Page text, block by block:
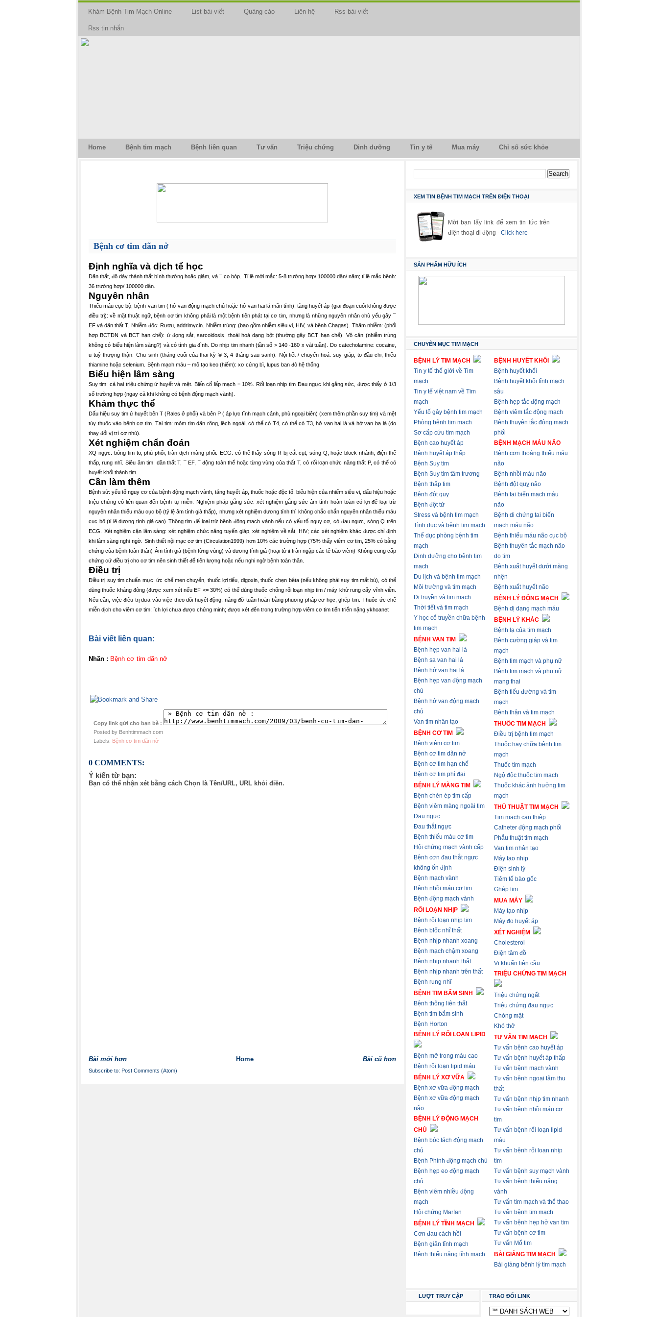
Khám Bệnh Tim Mạch Online List bài viết Quảng cáo Liên hệ Rss bài viết
Rss tin nhắn
Home Bệnh tim mạch Bệnh liên quan Tư vấn Triệu chứng Dinh dưỡng Tin y tế Mua máy Chỉ số sức khỏe
Bệnh cơ tim dãn nở
Định nghĩa và dịch tể học
Dãn thất, độ dày thành thất bình thường hoặc giảm, và¯ co bóp.
Tỉ lệ mới mắc: 5-8 trường hợp/ 100000 dân/ năm; tỉ lệ mắc bệnh:
36 trường hợp/ 100000 dân.
Nguyên nhân
Thiếu máu cục bộ, bệnh van tim ( hở van động mạch chủ hoặc hở van hai lá mãn tính), tăng huyết áp (giai đoạn cuối không được
điều trị): về mặt thuật ngữ, bệnh cơ tim không phải là một bệnh tiên phát tại cơ tim, nhưng là những nguyên nhân chủ yếu gây ¯
EF và dãn thất T. Nhiễm độc: Rượu, addrimycin. Nhiễm trùng: (bao gồm nhiễm siêu vi, HIV, và bệnh Chagas).
Thâm nhiễm: (phối
hợp BCTDN và BCT hạn chế): ứ đọng sắt, sarcoidosis, thoái hoá dạng bột (thường gây BCT hạn chế).
Vô căn (nhiễm trùng
không có biểu hiện lâm sàng?) và có tính gia đình. Do nhịp tim nhanh (tần số > 140 -160 x vài tuần).
Do catecholamine: cocaine,
u tuỷ thượng thận.
Chu sinh (tháng cuối của thai kỳ® 3, 4 tháng sau sanh).
Nội tiết / chuyển hoá: suy giáp, to đầu chi, thiếu
thiamine hoặc selenium. Bệnh mạch máu – mô tạo keo (hiếm): xơ cứng bì, lupus ban đỏ hệ thống.
Biểu hiện lâm sàng
Suy tim: cả hai triệu chứng ứ huyết và mệt. Biến cố lấp mạch = 10%. Rối loạn nhịp tim Đau ngực khi gắng sức, được thấy ở 1/3
số trường hợp (ngay cả khi không có bệnh động mạch vành).
Khám thực thể
Dấu hiệu suy tim ứ huyết bên T (Rales ở phổi) và bên P ( áp lực tĩnh mạch cảnh, phù ngoại biên) (xem thêm phần suy tim) và mệt
tùy thuộc vào bệnh cơ tim. Tại tim: mỏm tim dãn rộng, lệch ngoài, có thể có T4, có thể có T3, hở van hai lá và hở van ba lá (do
thay đổi vị trí cơ nhú).
Xét nghiệm chẩn đoán
XQ ngực: bóng tim to, phù phổi, tràn dịch màng phổi.
ECG: có thể thấy sóng R bị cắt cụt, sóng Q, hoặc block nhánh; điện thế
thấp, rung nhĩ. Siêu âm tim: dãn thất T, ¯EF, ¯động toàn thể hoặc từng vùng của thất T, có rối loạn chức năng thất P, có thể có
huyết khối thành tim.
Cần làm thêm
Bệnh sử: yếu tố nguy cơ của bệnh động mạch vành, tăng huyết áp, thuốc hoặc độc tố, biểu hiện của nhiểm siêu vi, dấu hiệu hoặc
triệu chứng có liên quan đến bệnh tự miễn.
Nghiệm pháp gắng sức: xét nghiệm gắng sức âm tính hoàn toàn có lợi để loại trừ
nguyên nhân thiếu máu cục bộ (tỷ lệ âm tính giả thấp), nhưng xét nghiệm dương tính thì không chắc chắn nguyên nhân thiếu máu
cục bộ (tỉ lệ dương tính giả cao) Thông tim để loại trừ bệnh động mạch vành nếu có yếu tố nguy cơ, có đau ngực, sóng Q trên
ECG.
Xét nghiệm cận lâm sàng: xét nghiệm chức năng tuyến giáp, xét nghiệm về sắt, HIV; các xét nghiệm khác được chỉ định
khi lâm sàng nghi ngờ. Sinh thiết nội mạc cơ tim (Circulation1999) hơn 10% các trường hợp (75% thấy viêm cơ tim, 25% có bằng
chứng của bệnh toàn thân) Âm tính giả (bệnh từng vùng) và dương tính giả (hoại tử à tràn ngập các tế bào viêm) Không cung cấp
chứng cứ điều trị cho cơ tim nên sinh thiết để tiên lượng hoặc nếu nghi ngờ bệnh toàn thân.
Điều trị
Điều trị suy tim chuẩn mực: ức chế men chuyển, thuốc lợi tiểu, digoxin, thuốc chẹn bêta (nếu không phải suy tim mất bù), có thể
dùng thuốc kháng đông (được xem xét nếu EF <= 30%) có thể dùng thuốc chống rối loạn nhịp tim / máy khử rung cấy vĩnh viễn.
Nếu cần, việc điều trị dưa vào việc theo dõi huyết động, nâng đỡ tuần hoàn bằng phuơng pháp cơ học, ghép tim. Thuốc ức chế
miễn dịch cho viêm cơ tim: ích lợi chưa được chứng minh; được xét đến trong trường hợp viêm cơ tim tiến triển nặng. ykhoanet
Bài viết liên quan:
Nhãn : Bệnh cơ tim dãn nở
Copy link gửi cho bạn bè :
Posted by Benhtimmach.com
Labels: Bệnh cơ tim dãn nở
0 COMMENTS:
Ý kiến từ bạn:
Bạn có thể nhận xét bằng cách Chọn là Tên/URL, URL khỏi điền.
Bài mới hơn Bài cũ hơn
Home
Subscribe to: Post Comments (Atom)
XEM TIN BỆNH TIM MẠCH TRÊN ĐIỆN THOẠI
Mời bạn lấy link để xem tin tức trên
điện thoại di động - Click here
SẢN PHẨM HỮU ÍCH
CHUYÊN MỤC TIM MẠCH
BỆNH LÝ TIM MẠCH
Tin y tế thế giới về Tim
mạch
Tin y tế việt nam về Tim
mạch
Yếu tố gây bệnh tim mạch
Phòng bệnh tim mạch
Sơ cấp cứu tim mạch
Bệnh cao huyết áp
Bệnh huyết áp thấp
Bệnh Suy tim
Bệnh Suy tim tâm trương
Bệnh thấp tim
Bệnh đột quỵ
Bệnh đột tử
Stress và bệnh tim mạch
Tình dục và bệnh tim mạch
Thể dục phòng bệnh tim
mạch
Dinh dưỡng cho bệnh tim
mạch
Du lịch và bệnh tim mạch
Môi trường và tim mạch
Di truyền và tim mạch
Thời tiết và tim mạch
Y học cổ truyền chữa bệnh
tim mạch
BỆNH VAN TIM
Bệnh hẹp van hai lá
Bệnh sa van hai lá
Bệnh hở van hai lá
Bệnh hẹp van động mạch
chủ
Bệnh hở van động mạch
chủ
Van tim nhân tạo
BỆNH CƠ TIM
Bệnh viêm cơ tim
Bệnh cơ tim dãn nở
Bệnh cơ tim hạn chế
Bệnh cơ tim phì đại
BỆNH LÝ MÀNG TIM
Bệnh chèn ép tim cấp
Bệnh viêm màng ngoài tim
Đau ngực
Đau thắt ngực
Bệnh thiếu máu cơ tim
Hội chứng mạch vành cấp
Bệnh cơn đau thắt ngực
không ổn định
Bệnh mạch vành
Bệnh nhồi máu cơ tim
Bệnh động mạch vành
RỐI LOẠN NHỊP
Bệnh rối loạn nhịp tim
Bệnh blốc nhĩ thất
Bệnh nhịp nhanh xoang
Bệnh mạch chậm xoang
Bệnh nhịp nhanh thất
Bệnh nhịp nhanh trên thất
Bệnh rung nhĩ
BỆNH TIM BẨM SINH
Bệnh thông liên thất
Bệnh tim bẩm sinh
Bệnh Horton
BỆNH LÝ RỐI LOẠN LIPID
Bệnh mỡ trong máu cao
Bệnh rối loạn lipid máu
BỆNH LÝ XƠ VỮA
Bệnh xơ vữa động mạch
Bệnh xơ vữa động mạch
não
BỆNH LÝ ĐỘNG MẠCH
CHỦ
Bệnh bóc tách động mạch
chủ
Bệnh Phình động mạch chủ
Bệnh hẹp eo động mạch
chủ
Bệnh viêm nhiều động
mạch
Hội chứng Marfan
BỆNH LÝ TĨNH MẠCH
Cơn đau cách hồi
Bệnh giãn tĩnh mạch
Bệnh thiểu năng tĩnh mạch
BỆNH HUYẾT KHỐI
Bệnh huyết khối
Bệnh huyết khối tĩnh mạch
sâu
Bệnh hẹp tắc động mạch
Bệnh viêm tắc động mạch
Bệnh thuyên tắc động mạch
phổi
BỆNH MẠCH MÁU NÃO
Bệnh cơn thoáng thiếu máu
não
Bệnh nhồi máu não
Bệnh đột quỵ não
Bệnh tai biến mạch máu
não
Bệnh di chứng tai biến
mạch máu não
Bệnh thiếu máu não cục bộ
Bệnh thuyên tắc mạch não
do tim
Bệnh xuất huyết dưới màng
nhện
Bệnh xuất huyết não
BỆNH LÝ ĐỘNG MẠCH
Bệnh dị dạng mạch máu
BỆNH LÝ KHÁC
Bệnh lạ của tim mạch
Bệnh cường giáp và tim
mạch
Bệnh tim mạch và phụ nữ
Bệnh tim mạch và phụ nữ
mang thai
Bệnh tiểu đường và tim
mạch
Bệnh thận và tim mạch
THUỐC TIM MẠCH
Điều trị bệnh tim mạch
Thuốc hay chữa bệnh tim
mạch
Thuốc tim mạch
Ngộ độc thuốc tim mạch
Thuốc khác ảnh hưởng tim
mạch
THỦ THUẬT TIM MẠCH
Tim mạch can thiệp
Catheter động mạch phổi
Phẫu thuật tim mạch
Van tim nhân tạo
Máy tạo nhịp
Điện sinh lý
Tiêm tế bào gốc
Ghép tim
MUA MÁY
Máy tạo nhịp
Máy đo huyết áp
XÉT NGHIỆM
Cholesterol
Điện tâm đồ
Vi khuẩn liên cầu
TRIỆU CHỨNG TIM MẠCH
Triệu chứng ngất
Triệu chứng đau ngực
Chóng mặt
Khó thở
TƯ VẤN TIM MẠCH
Tư vấn bệnh cao huyết áp
Tư vấn bệnh huyết áp thấp
Tư vấn bệnh mạch vành
Tư vấn bệnh ngoại tâm thu
thất
Tư vấn bệnh nhịp tim nhanh
Tư vấn bệnh nhồi máu cơ
tim
Tư vấn bệnh rối loạn lipid
máu
Tư vấn bệnh rối loạn nhịp
tim
Tư vấn bệnh suy mạch vành
Tư vấn bệnh thiểu năng
vành
Tư vấn tim mạch và thể thao
Tư vấn bệnh tim mạch
Tư vấn bệnh hẹp hở van tim
Tư vấn bệnh cơ tim
Tư vấn Mổ tim
BÀI GIẢNG TIM MẠCH
Bài giảng bệnh lý tim mạch
LƯỢT TRUY CẬP TRAO ĐỔI LINK